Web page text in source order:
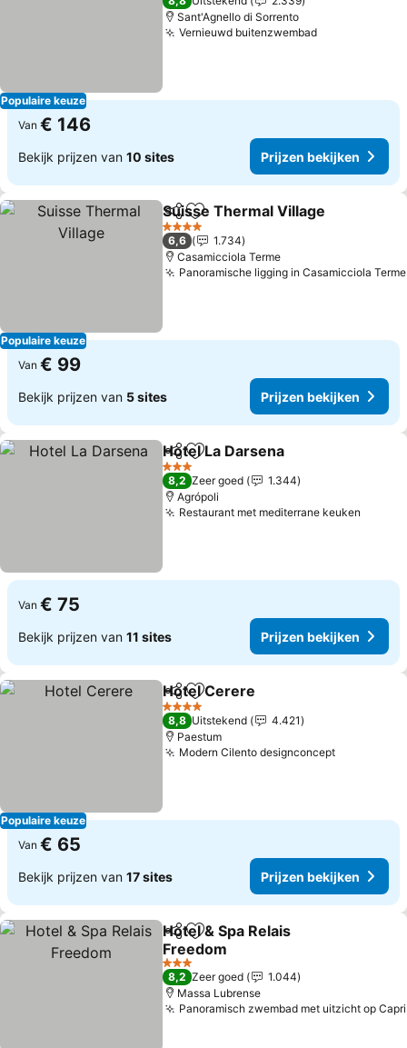
Populaire keuze
Sant'Agnello di Sorrento
Vernieuwd buitenzwembadPrijzen
Van € 146
Bekijk prijzen van 10 sites Prijzen bekijken
Populaire keuze
DelenToevoegen aan favorieten
Suisse Thermal Village
4 Sterren
6,6
1.734
Casamicciola Terme
Panoramische ligging in Casamicciola Terme
Van € 99
Bekijk prijzen van 5 sites Prijzen bekijken
DelenToevoegen aan favorieten
Hotel La Darsena
3 Sterren
8,2 Zeer goed
1.344
Agrópoli
Restaurant met mediterrane keuken
Van € 75
Bekijk prijzen van 11 sites Prijzen bekijken
Populaire keuze
DelenToevoegen aan favorieten
Hotel Cerere
4 Sterren
8,8 Uitstekend
4.421
Paestum
Modern Cilento designconceptPrijzen
Van € 65
Bekijk prijzen van 17 sites Prijzen bekijken
DelenToevoegen aan favorieten
Hotel & Spa Relais
Freedom
Prijzen bekijken
3 Sterren
8,2 Zeer goed
1.044
Massa Lubrense
Panoramisch zwembad met uitzicht op Capri